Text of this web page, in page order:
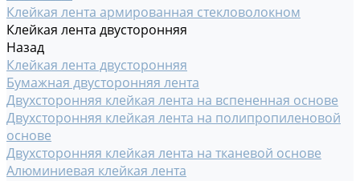
Клейкая лента армированная стекловолокном
Клейкая лента двусторонняя
Назад
Клейкая лента двусторонняя
Бумажная двусторонняя лента
Двухсторонняя клейкая лента на вспененная основе
Двухсторонняя клейкая лента на полипропиленовой
основе
Двухсторонняя клейкая лента на тканевой основе
Алюминиевая клейкая лента